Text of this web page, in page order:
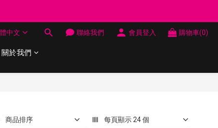
即止
即止
中文 聯絡我們 會員登入 購物車(0)
關於我們
商品排序 每頁顯示 24 個